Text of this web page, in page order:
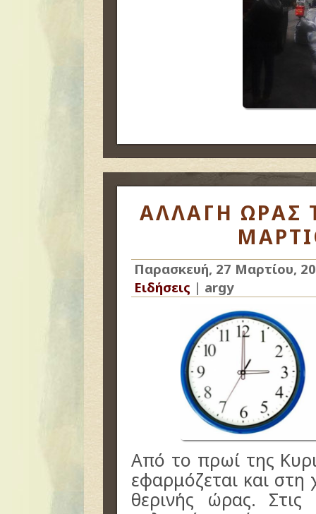
ΑΛΛΑΓΗ ΩΡΑΣ
Παρασκευή, 27 Μαρτίου,
Ειδήσεις | argy
Από το πρωί της
εφαρμόζεται και
θερινής ώρας.